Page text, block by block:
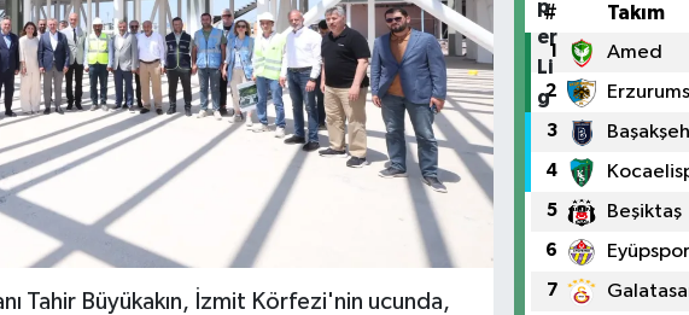
Tahir Büyükakın, İzmit Körfezi'nin ucunda,
# Takım
1 Amed
2
3
4
5 Beşiktaş
6 Eyüpspor
7